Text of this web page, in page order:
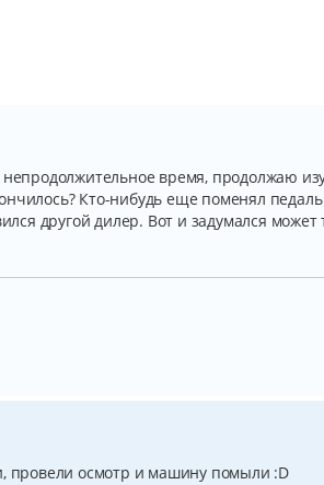
время, продолжаю
Кто-нибудь еще поменял
другой дилер. Вот и задумался может
провели осмотр и машину помыли :D